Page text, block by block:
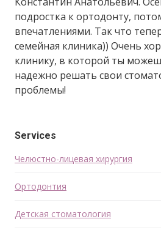
подростка к ортодонту,
впечатлениями. Так что
семейная клиника)) Очень
клинику, в которой ты
надежно решать свои
проблемы!
Services
Челюстно-лицевая хирургия
Ортодонтия
Детская стоматология